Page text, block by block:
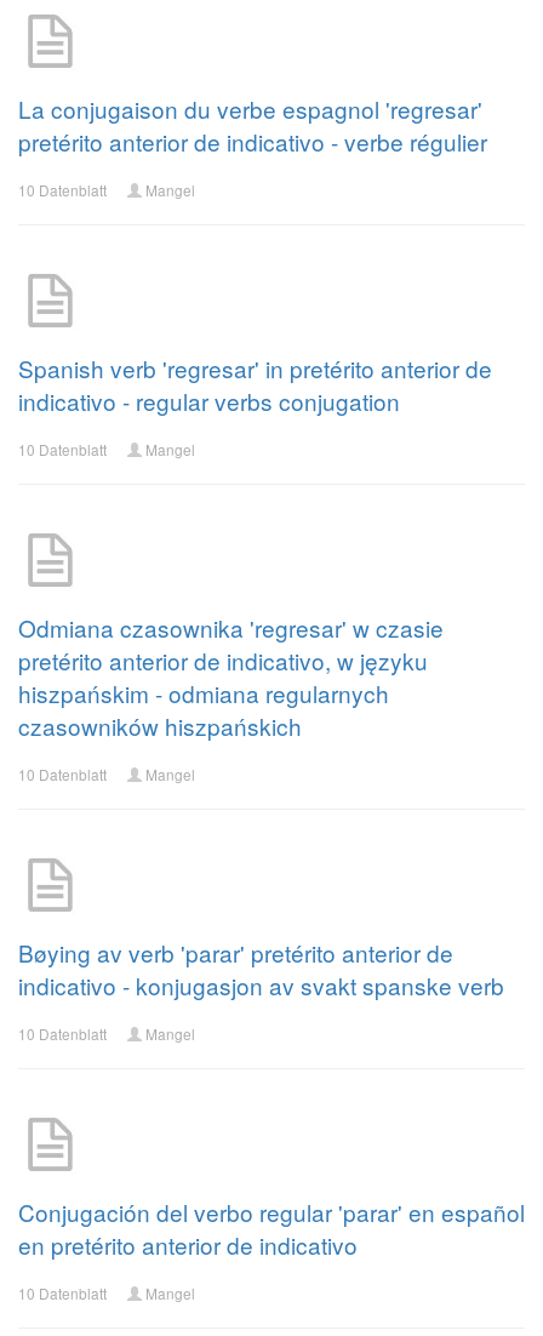
La conjugaison du verbe espagnol 'regresar'
pretérito anterior de indicativo - verbe régulier
10 Datenblatt Mangel
Spanish verb 'regresar' in pretérito anterior de
indicativo - regular verbs conjugation
10 Datenblatt Mangel
Odmiana czasownika 'regresar' w czasie
pretérito anterior de indicativo, w języku
hiszpańskim - odmiana regularnych
czasowników hiszpańskich
10 Datenblatt Mangel
Bøying av verb 'parar' pretérito anterior de
indicativo - konjugasjon av svakt spanske verb
10 Datenblatt Mangel
Conjugación del verbo regular 'parar' en español
en pretérito anterior de indicativo
10 Datenblatt Mangel